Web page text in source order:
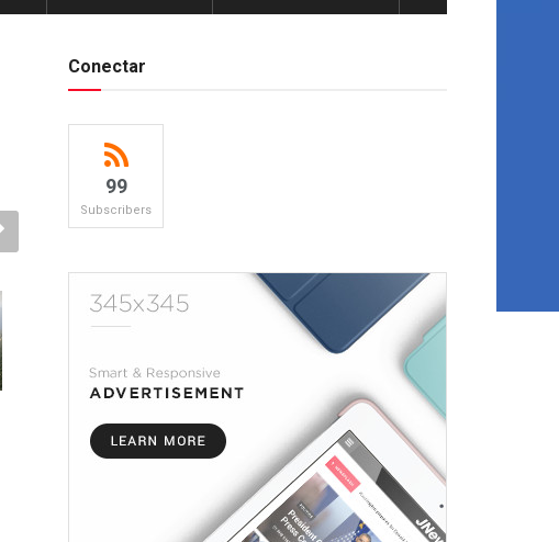
Conectar
99
Subscribers